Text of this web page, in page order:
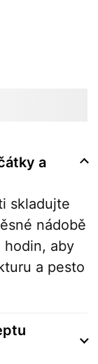
a
skladujte
nádobě
aby
a pesto